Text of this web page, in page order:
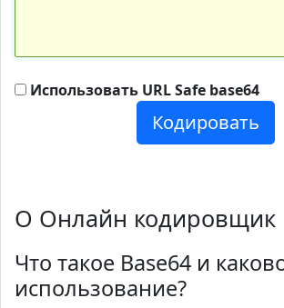
Использовать URL Safe base64
Кодировать
О Онлайн кодировщик
Что такое Base64 и
использование?